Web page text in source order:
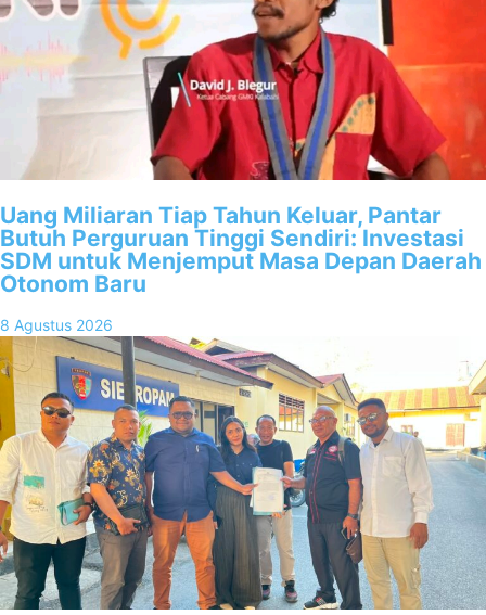
Uang Miliaran Tiap Tahun Keluar, Pantar
Butuh Perguruan Tinggi Sendiri: Investasi
SDM untuk Menjemput Masa Depan Daerah
Otonom Baru
8 Agustus 2026